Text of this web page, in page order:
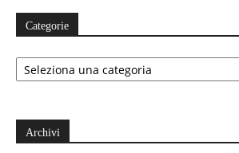
Categorie
Categorie
Archivi